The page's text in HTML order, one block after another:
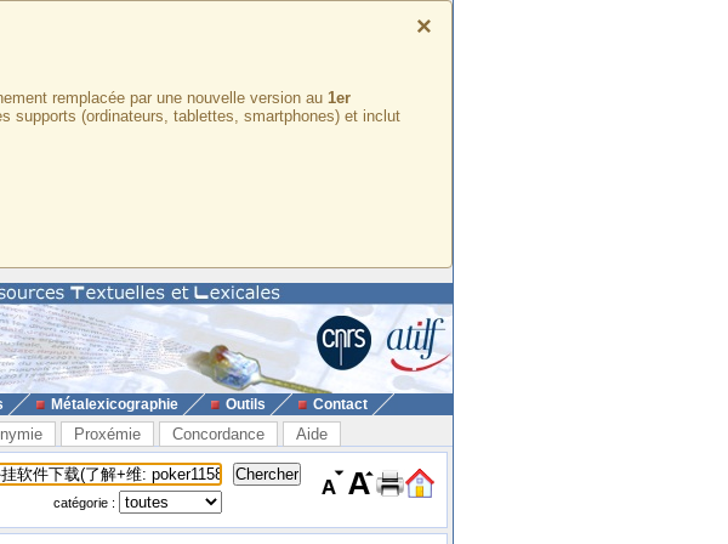
×
remplacée par une nouvelle version au 1er
supports (ordinateurs, tablettes, smartphones) et inclut
Métalexicographie Outils Contact
Proxémie Concordance Aide
catégorie :